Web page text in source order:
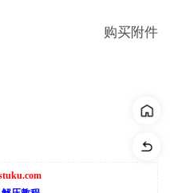
购买附件